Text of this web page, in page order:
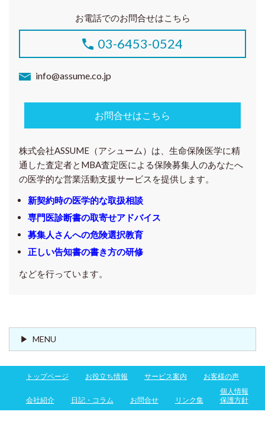
お電話でのお問合せはこちら
03-6453-0524
info@assume.co.jp
お問合せはこちら
株式会社ASSUME（アシューム）は、生命保険医学に精
通した査定者とMBA査定医による保険募集人のあなたへ
の医学的な営業活動支援サービスを提供します。
新契約時の医学的な取扱相談
専門医診断書の取寄せアドバイス
募集人さんへの危険選択教育
正しい告知書の書き方の研修
などを行っています。
MENU
トップページ お役立ち情報 サービス案内 お客様の声
会社紹介 日記・コラム お問合せ リンク集
個人情報
保護方針